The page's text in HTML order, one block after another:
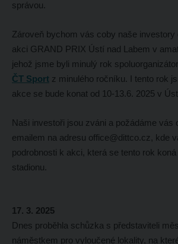
správou.
Zároveň bychom vás coby naše investory
akci GRAND PRIX Ústí nad Labem v
jehož jsme byli minulý rok
ČT Sportz minulého ročníku. I tento rok
akce se bude konat od 10-13.6. 2025 v
Naši investoři jsou zváni a požádáme vás
emailem na adresu office@dittco.cz, kde
podrobnosti k akci, která se tento rok
stadionu.
17. 3. 2025
Dnes proběhla schůzka s představiteli
náměstkem pro vyloučené lokality, na